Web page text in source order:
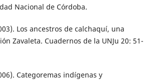
Nacional de Córdoba.
Los ancestros de calchaquí, una
Zavaleta. Cuadernos de la UNJu 20: 51-
Categoremas indígenas y